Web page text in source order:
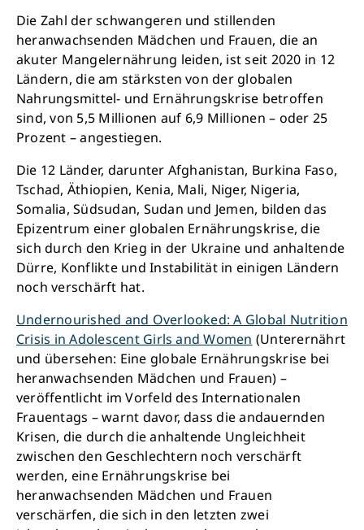
Die Zahl der schwangeren und stillenden
heranwachsenden Mädchen und Frauen, die an
akuter Mangelernährung leiden, ist seit 2020 in 12
Ländern, die am stärksten von der globalen
Nahrungsmittel- und Ernährungskrise betroffen
sind, von 5,5 Millionen auf 6,9 Millionen – oder 25
Prozent – angestiegen.
Die 12 Länder, darunter Afghanistan, Burkina Faso,
Tschad, Äthiopien, Kenia, Mali, Niger, Nigeria,
Somalia, Südsudan, Sudan und Jemen, bilden das
Epizentrum einer globalen Ernährungskrise, die
sich durch den Krieg in der Ukraine und anhaltende
Dürre, Konflikte und Instabilität in einigen Ländern
noch verschärft hat.
Undernourished and Overlooked: A Global Nutrition
Crisis in Adolescent Girls and Women (Unterernährt
und übersehen: Eine globale Ernährungskrise bei
heranwachsenden Mädchen und Frauen) –
veröffentlicht im Vorfeld des Internationalen
Frauentags – warnt davor, dass die andauernden
Krisen, die durch die anhaltende Ungleichheit
zwischen den Geschlechtern noch verschärft
werden, eine Ernährungskrise bei
heranwachsenden Mädchen und Frauen
verschärfen, die sich in den letzten zwei